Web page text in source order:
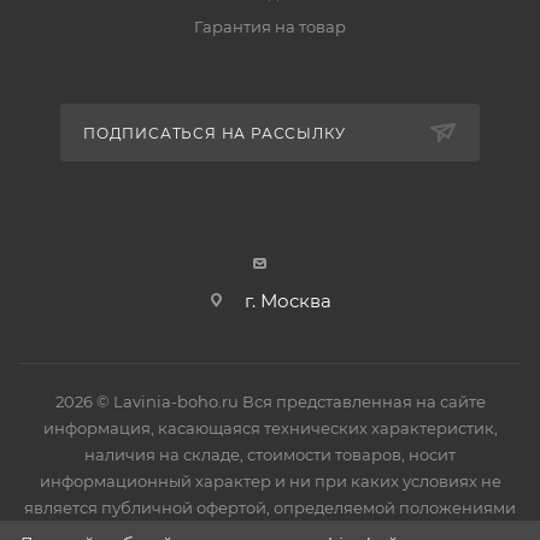
продукции в процессе транспортировки до
установки защитное покрытие необходимо снять.
Гарантия на товар
ПОДПИСАТЬСЯ НА РАССЫЛКУ
г. Москва
2026 © Lavinia-boho.ru Вся представленная на сайте
информация, касающаяся технических характеристик,
наличия на складе, стоимости товаров, носит
информационный характер и ни при каких условиях не
является публичной офертой, определяемой положениями
Статьи 437(2) Гражданского кодекса РФ.